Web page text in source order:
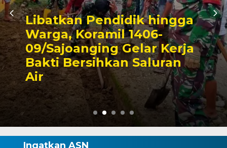
Triwulan II 2026,
Pendapatan Makassar
Capai 49 Persen, Surplus
Rp130 Miliar
Ingatkan ASN